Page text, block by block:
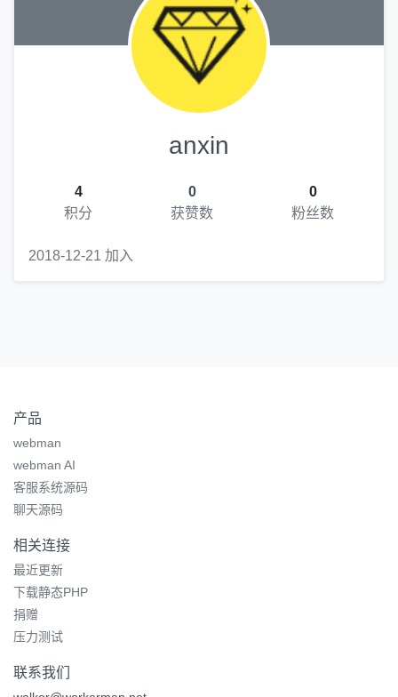
anxin
4
积分
0
获赞数
0
粉丝数
2018-12-21 加入
产品
webman
webman AI
客服系统源码
聊天源码
相关连接
最近更新
下载静态PHP
捐赠
压力测试
联系我们